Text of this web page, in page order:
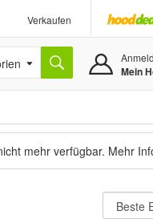
Verkaufen
Mein
mehr verfügbar. Mehr